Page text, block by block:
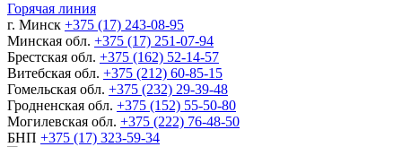
Горячая линия
г. Минск +375 (17) 243-08-95
Минская обл. +375 (17) 251-07-94
Брестская обл. +375 (162) 52-14-57
Витебская обл. +375 (212) 60-85-15
Гомельская обл. +375 (232) 29-39-48
Гродненская обл. +375 (152) 55-50-80
Могилевская обл. +375 (222) 76-48-50
БНП +375 (17) 323-59-34